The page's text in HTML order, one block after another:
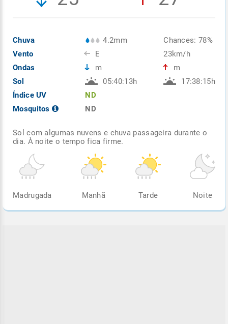
Chuva
Vento
Ondas
Sol
Índice UV
Mosquitos
4.2mm
E
m
05:40:13h
ND
ND
Chances: 78%
23km/h
m
17:38:15h
Sol com algumas nuvens e chuva passageira durante o
dia. À noite o tempo fica firme.
Madrugada Manhã Tarde Noite